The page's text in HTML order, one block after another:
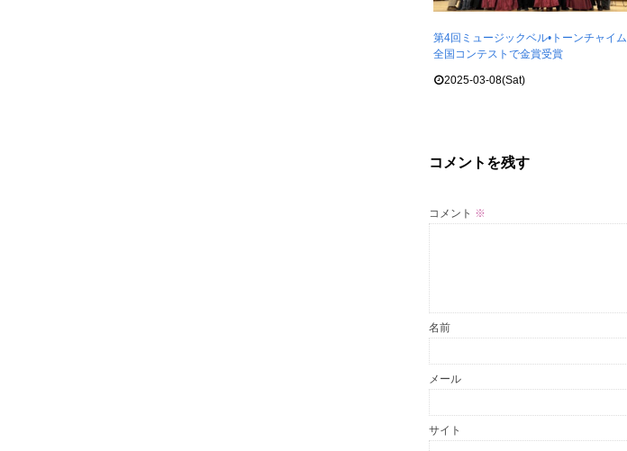
第4回ミュージックベル•トーンチャイム
全国コンテストで金賞受賞
2025-03-08(Sat)
コメントを残す
コメント ※
名前
メール
サイト